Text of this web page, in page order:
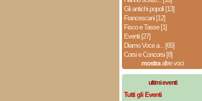
Gli antichi popoli [13]
Francescani [12]
Fisco e Tasse [1]
Eventi [27]
Diamo Voce a... [65]
Corsi e Concorsi [8]
mostraaltre voci
ultimi eventi
Tutti gli Eventi